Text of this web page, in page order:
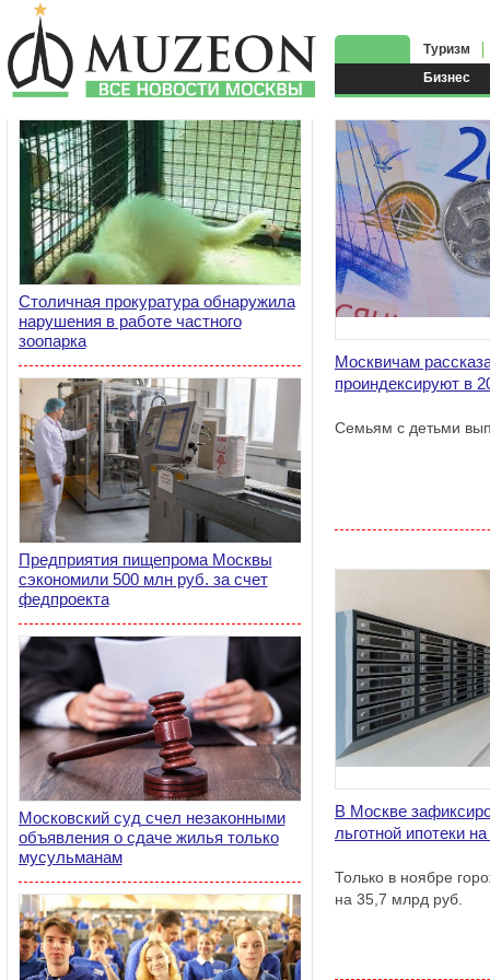
Бизнес
Туризм
Столичная прокуратура обнаружила
нарушения в работе частного
зоопарка
Предприятия пищепрома Москвы
сэкономили 500 млн руб. за счет
федпроекта
Московский суд счел незаконными
объявления о сдаче жилья только
мусульманам
Москвичам
проиндексируют в
Семьям с детьми
В Москве
льготной ипотеки
Только в ноябре
на 35,7 млрд руб.